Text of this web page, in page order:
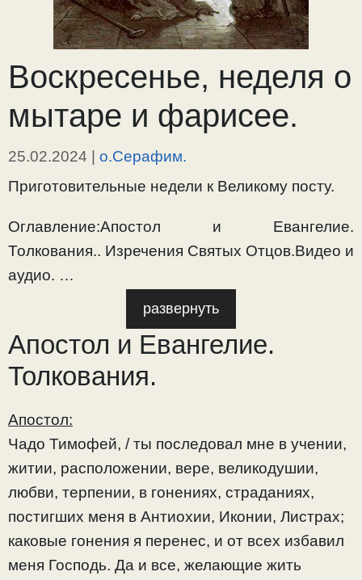
Воскресенье, неделя о
мытаре и фарисее.
25.02.2024 | о.Серафим.
Приготовительные недели к Великому посту.
Оглавление:Апостол и Евангелие.
Толкования.. Изречения Святых Отцов.Видео и
аудио. …
развернуть
Апостол и Евангелие.
Толкования.
Апостол:
Чадо Тимофей, / ты последовал мне в учении,
житии, расположении, вере, великодушии,
любви, терпении, в гонениях, страданиях,
постигших меня в Антиохии, Иконии, Листрах;
каковые гонения я перенес, и от всех избавил
меня Господь. Да и все, желающие жить